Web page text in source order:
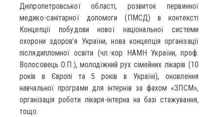
Дніпропетровської області, розвиток первинної
медико-санітарної допомоги (ПМСД) в контексті
Концепції побудови нової національної системи
охорони здоров’я України, нова концепція організації
післядипломної освіти (чл.-кор НАМН України, проф.
Волосовець О.П.), молодіжний рух сімейних лікарів (10
років в Європі та 5 років в Україні), оновлення
навчальної програми для інтернів за фахом «ЗПСМ»,
організація роботи лікаря-інтерна на базі стажування,
тощо.